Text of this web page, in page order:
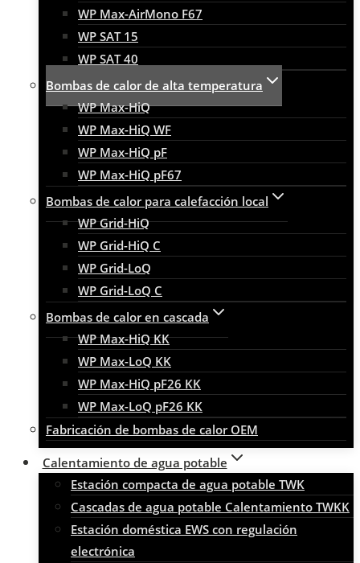
WP Max-AirMono F67
WP SAT 15
WP SAT 40
Bombas de calor de alta temperatura
WP Max-HiQ
WP Max-HiQ WF
WP Max-HiQ pF
WP Max-HiQ pF67
Bombas de calor para calefacción local
WP Grid-HiQ
WP Grid-HiQ C
WP Grid-LoQ
WP Grid-LoQ C
Bombas de calor en cascada
WP Max-HiQ KK
WP Max-LoQ KK
WP Max-HiQ pF26 KK
WP Max-LoQ pF26 KK
Fabricación de bombas de calor OEM
Calentamiento de agua potable
Estación compacta de agua potable TWK
Cascadas de agua potable Calentamiento TWKK
Estación doméstica EWS con regulación
electrónica